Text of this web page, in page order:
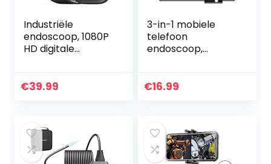
Industriële
endoscoop, 1080P
HD digitale
met IP67
2,4 inch…
€39.99
3-in-1 mobiele
telefoon
endoscoop,
slang/kabel en led,
€16.99